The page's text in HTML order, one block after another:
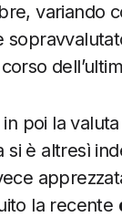
variando
poi la
si è altresì
la recente